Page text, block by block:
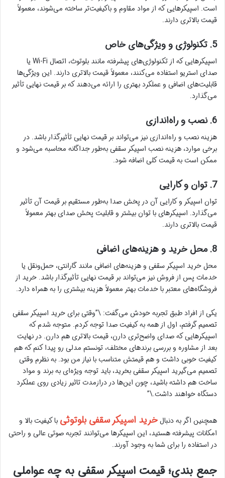
است. اسپیکرهایی که از مواد مقاوم و باکیفیت‌تر ساخته می‌شوند، معمولاً
قیمت بالاتری دارند.
5. تکنولوژی و ویژگی‌های خاص
اسپیکرهایی که از تکنولوژی‌های پیشرفته مانند بلوتوث، اتصال Wi-Fi یا
صدای استریو استفاده می‌کنند، معمولاً قیمت بالاتری دارند. این ویژگی‌ها
قابلیت‌های اضافی و عملکرد بهتری را ارائه می‌دهند که بر قیمت نهایی تأثیر
می‌گذارد.
6. نصب و راه‌اندازی
هزینه نصب و راه‌اندازی نیز می‌تواند بر قیمت نهایی تأثیرگذار باشد. در
برخی موارد، هزینه نصب اسپیکر سقفی به‌طور جداگانه محاسبه می‌شود و
ممکن است به قیمت کلی اضافه شود.
7. توان و کارایی
توان اسپیکر و کارایی آن در پخش صدا به‌طور مستقیم بر قیمت آن تأثیر
می‌گذارد. اسپیکرهای با توان بیشتر و قابلیت پخش صدای بهتر معمولاً
قیمت بالاتری دارند.
8. محل خرید و هزینه‌های اضافی
محل خرید اسپیکر سقفی و هزینه‌های اضافی مانند گارانتی، حمل‌ونقل یا
خدمات پس از فروش نیز می‌تواند بر قیمت نهایی تأثیرگذار باشد. خرید از
فروشگاه‌های معتبر با خدمات بهتر معمولاً هزینه بیشتری را به همراه دارد.
یکی از افراد طبق تجربه خودش می‌گفت: \”وقتی برای خرید اسپیکر سقفی
تصمیم گرفتم، اول از همه به کیفیت صدا توجه کردم. متوجه شدم که
اسپیکرهایی که صدای واضح‌تری دارن، قیمت بالاتری هم دارن. در نهایت
بعد از مشاوره و بررسی برندهای مختلف، تونستم مدلی رو پیدا کنم که هم
کیفیت خوبی داشت و هم قیمتش متناسب با نیاز من بود. به نظرم وقتی
تصمیم می‌گیرید اسپیکر سقفی بخرید، باید توجه ویژه‌ای به برند و مواد
ساخت هم داشته باشید، چون این‌ها در درازمدت تاثیر زیادی روی عملکرد
دستگاه خواهند داشت.\”
همچنین اگر به دنبالخرید اسپیکر سقفی بلوتوثی با کیفیت بالا و
امکانات پیشرفته هستید، این اسپیکرها می‌توانند تجربه صوتی عالی و راحتی
در استفاده را برای شما به وجود آورند.
جمع بندی؛ قیمت اسپیکر سقفی به چه عواملی